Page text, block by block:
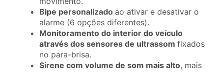
Bipe personalizado ao ativar e desativar o
alarme (6 opções diferentes).
Monitoramento do interior do veículo
através dos sensores de ultrassom fixados
no para-brisa.
Sirene com volume de som mais alto, mais